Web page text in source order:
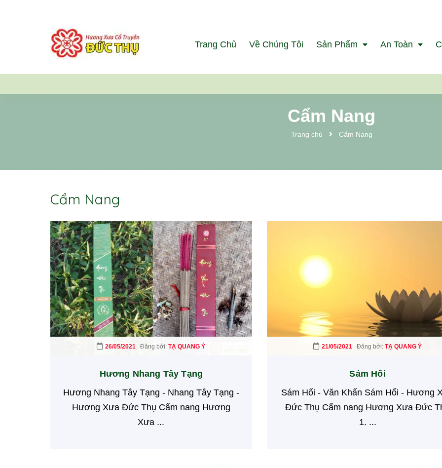
Trang Chủ Về Chúng Tôi Sản Phẩm An Toàn
Cẩm Nang
Trang chủ Cẩm Nang
Cẩm Nang
26/05/2021 Đăng bởi:TẠ QUANG Ý
Hương Nhang Tây Tạng
Hương Nhang Tây Tạng - Nhang Tây Tạng -
Hương Xưa Đức Thụ Cẩm nang Hương
Xưa ...
21/05/2021 Đăng bởi:TẠ QUANG Ý
Sám Hối
Sám Hối - Văn Khấn Sám Hối - Hương
Đức Thụ Cẩm nang Hương Xưa Đức
1. ...